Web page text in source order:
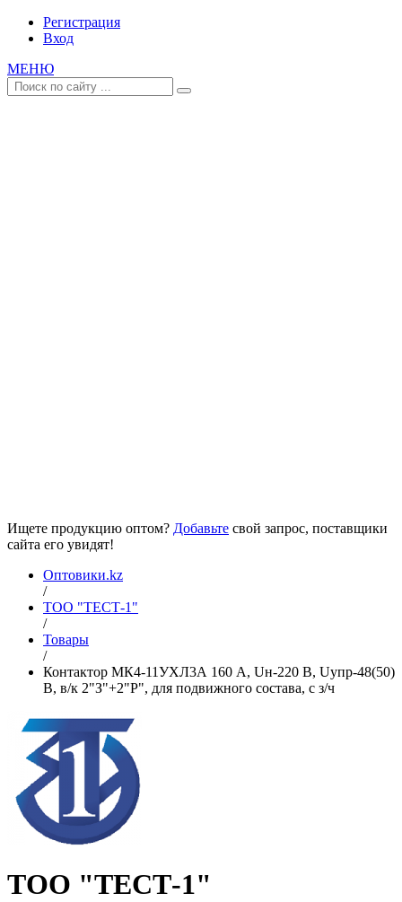
Регистрация
Вход
МЕНЮ
Ищете продукцию оптом? Добавьте свой запрос, поставщики
сайта его увидят!
Оптовики.kz
/
ТОО "ТЕСТ-1"
/
Товары
/
Контактор МК4-11УХЛ3А 160 А, Uн-220 В, Uупр-48(50)
В, в/к 2"З"+2"Р", для подвижного состава, с з/ч
ТОО "ТЕСТ-1"